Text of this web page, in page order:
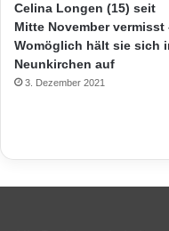
Celina Longen (15) seit
Mitte November vermisst
Womöglich hält sie sich
Neunkirchen auf
3. Dezember 2021